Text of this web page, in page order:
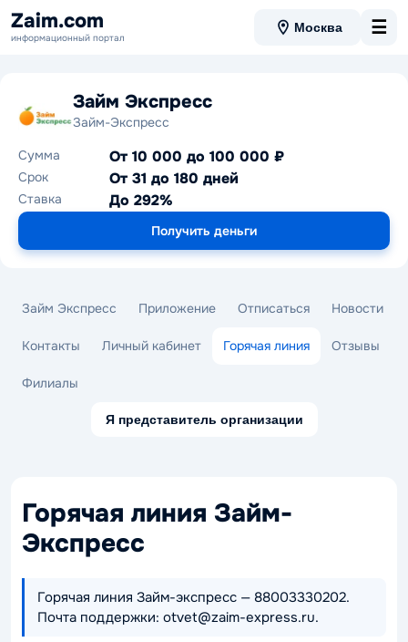
Zaim.com
информационный портал
Москва ☰
Займ Экспресс
Займ-Экспресс
Сумма
От 10 000 до 100 000 ₽
Срок От 31 до 180 дней
Ставка До 292%
Получить деньги
Займ Экспресс Приложение Отписаться Новости
Контакты Личный кабинет Горячая линия Отзывы
Филиалы
Я представитель организации
Горячая линия Займ-
Экспресс
Горячая линия Займ-экспресс — 88003330202.
Почта поддержки: otvet@zaim-express.ru.